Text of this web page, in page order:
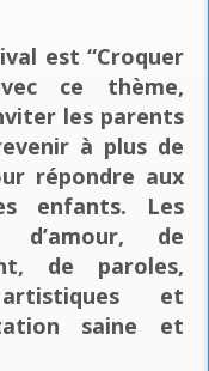
est “Croquer
ce thème,
les parents
à plus de
répondre aux
enfants. Les
de
de paroles,
et
saine et